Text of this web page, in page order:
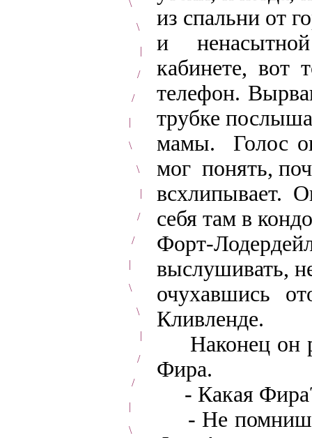
\
\
|
/
/
|
\
\
|
/
/
|
\
\
|
/
/
|
\
из спальни от
и
кабинете, вот
телефон.
трубке
мамы. Голос
мог понять,
всхлипывает.
себя там в
Форт-
выслушивать,
очухавшись
Кливленде.
Наконец он
Фира.
- Какая
- Не помнишь